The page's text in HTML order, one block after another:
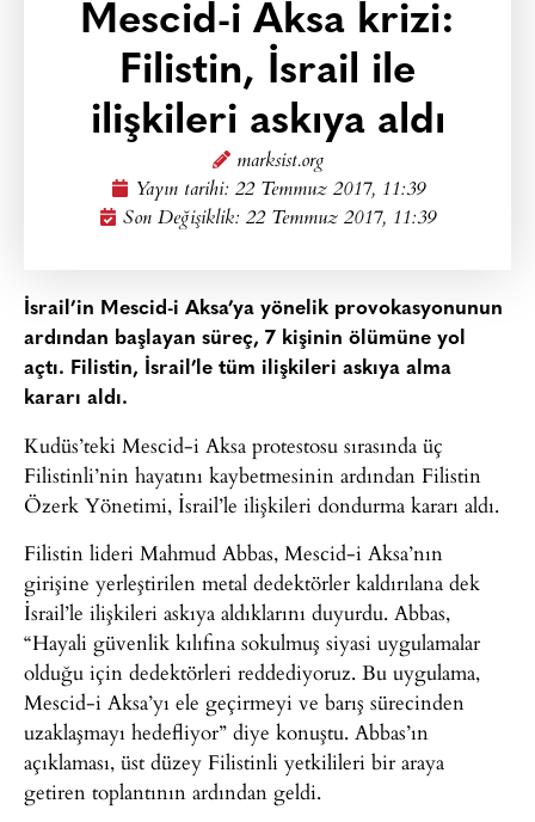
Mescid-i Aksa krizi:
Filistin, İsrail ile
ilişkileri askıya aldı
marksist.org
Yayın tarihi: 22 Temmuz 2017, 11:39
Son Değişiklik: 22 Temmuz 2017, 11:39
İsrail’in Mescid-i Aksa’ya yönelik provokasyonunun
ardından başlayan süreç, 7 kişinin ölümüne yol
açtı. Filistin, İsrail’le tüm ilişkileri askıya alma
kararı aldı.
Kudüs’teki Mescid-i Aksa protestosu sırasında üç
Filistinli’nin hayatını kaybetmesinin ardından Filistin
Özerk Yönetimi, İsrail’le ilişkileri dondurma kararı aldı.
Filistin lideri Mahmud Abbas, Mescid-i Aksa’nın
girişine yerleştirilen metal dedektörler kaldırılana dek
İsrail’le ilişkileri askıya aldıklarını duyurdu. Abbas,
“Hayali güvenlik kılıfına sokulmuş siyasi uygulamalar
olduğu için dedektörleri reddediyoruz. Bu uygulama,
Mescid-i Aksa’yı ele geçirmeyi ve barış sürecinden
uzaklaşmayı hedefliyor” diye konuştu. Abbas’ın
açıklaması, üst düzey Filistinli yetkilileri bir araya
getiren toplantının ardından geldi.